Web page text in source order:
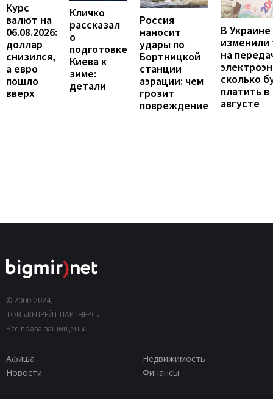
Курс
валют на
06.08.2026:
доллар
снизился,
а евро
пошло
вверх
Кличко
рассказал
о
подготовке
Киева к
зиме:
детали
Россия
наносит
удары по
Бортницкой
станции
аэрации: чем
грозит
повреждение
В Украине
на
сколько
платить в
августе
© 2000-2024,
ТОВ «КЕПРЕЙТ ПАРТНЕРС».
Все права защищены.
Афиша
Недвижимость
Новости
Финансы